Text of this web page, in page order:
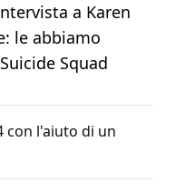
a Karen
le abbiamo
Squad
con l'aiuto di un